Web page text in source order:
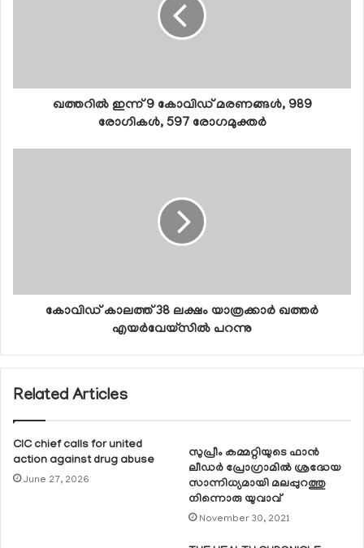
ഖത്തറില്‍ ഇന്ന് 9 കോവിഡ് മരണങ്ങള്‍, 989
രോഗികള്‍, 597 രോഗമുക്തര്‍
കോവിഡ് കാലത്ത് 38 ലക്ഷം യാത്രക്കാര്‍ ഖത്തര്‍
എയര്‍വേയ്‌സില്‍ പറന്നു
Related Articles
CIC chief calls for united
action against drug abuse
June 27, 2026
സുപ്രീം കമ്മറ്റിയുടെ ഫാന്‍
ലീഡര്‍ പ്രോഗ്രാമില്‍ ശ്രദ്ധേയ
സാന്നിധ്യമായി മലപ്പുറത്തു
നിന്നൊരു യുവാവ്
November 30, 2021